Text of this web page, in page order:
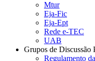
Mtur
Eja-Fic
Eja-Ept
Rede e-TEC
UAB
Grupos de Discussão
Regulamento